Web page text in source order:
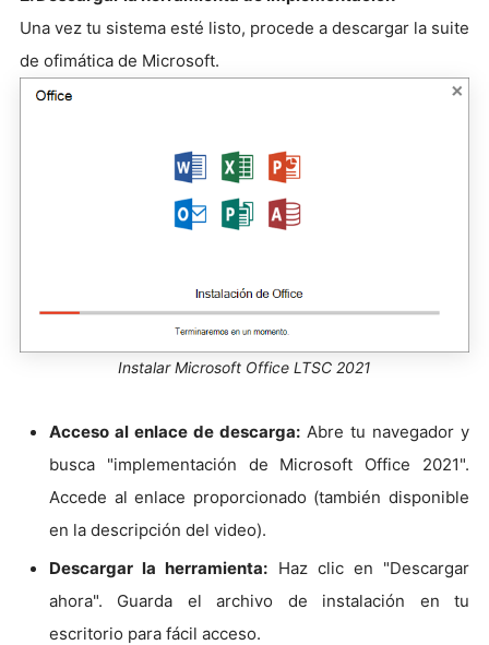
Una vez tu sistema esté listo, procede a descargar la suite
de ofimática de Microsoft.
Instalar Microsoft Office LTSC 2021
Acceso al enlace de descarga: Abre tu navegador y
busca "implementación de Microsoft Office 2021".
Accede al enlace proporcionado (también disponible
en la descripción del video).
Descargar la herramienta: Haz clic en "Descargar
ahora". Guarda el archivo de instalación en tu
escritorio para fácil acceso.